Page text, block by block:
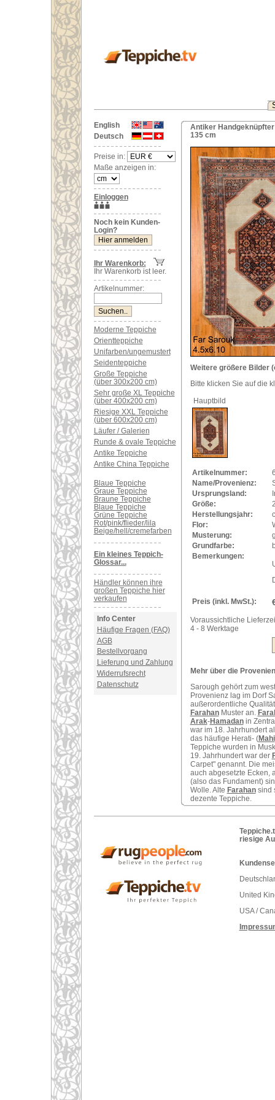
English
Deutsch
Preise in:
Maße anzeigen in:
Einloggen
Noch kein Kunden-
Login?
Ihr Warenkorb:
Ihr Warenkorb ist leer.
Artikelnummer:
Moderne Teppiche
Orientteppiche
Unifarben/ungemustert
Seidenteppiche
Große Teppiche
(über 300x200 cm)
Sehr große XL Teppiche
(über 400x200 cm)
Riesige XXL Teppiche
(über 600x200 cm)
Läufer / Galerien
Runde & ovale Teppiche
Antike Teppiche
Antike China Teppiche
Blaue Teppiche
Graue Teppiche
Braune Teppiche
Blaue Teppiche
Grüne Teppiche
Rot/pink/flieder/lila
Beige/hell/cremefarben
Ein kleines Teppich-
Glossar...
Händler können ihre
großen Teppiche hier
verkaufen
Info Center
Häufige Fragen (FAQ)
AGB
Bestellvorgang
Lieferung und Zahlung
Widerrufsrecht
Datenschutz
Antiker Handgeknüpfter
135 cm
Weitere größere Bilder
Bitte klicken Sie auf die
Hauptbild
Artikelnummer:
Name/Provenienz:
Ursprungsland:
Größe:
Herstellungsjahr:
Flor:
Musterung:
Grundfarbe:
Bemerkungen:
Preis (inkl. MwSt.):
Voraussichtliche
4 - 8 Werktage
Mehr über die
Sarough gehört zum
Provenienz lag im Dorf
außerordentliche
FarahanMuster an.
Arak-Hamadanin
war im 18. Jahrhundert
das häufige Herati- (Mahi
Teppiche wurden in
19. Jahrhundert war der
Carpet" genannt. Die
auch abgesetzte Ecken,
(also das Fundament)
Wolle. Alte Farahansind
dezente Teppiche.
riesige
United
USA /